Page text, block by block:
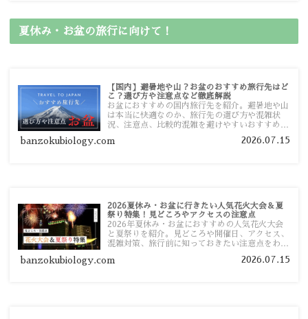
夏休み・お盆の旅行に向けて！
【国内】避暑地や山？お盆のおすすめ旅行先はど
こ？選び方や注意点など徹底解説
お盆におすすめの国内旅行先を紹介。避暑地や山
は本当に快適なのか、旅行先の選び方や混雑状
況、注意点、比較的混雑を避けやすいおすすめス
す。
banzokubiology.com 2026.07.15
2026夏休み・お盆に行きたい人気花火大会＆夏
祭り特集！見どころやアクセスの注意点
2026年夏休み・お盆におすすめの人気花火大会
と夏祭りを紹介。見どころや開催日、アクセス、
混雑対策、旅行前に知っておきたい注意点をわか
banzokubiology.com 2026.07.15